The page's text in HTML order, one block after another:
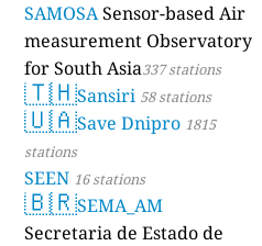
SAMOSASensor-based Air
measurement Observatory
for South Asia337 stations
🇹🇭Sansiri 58 stations
🇺🇦Save Dnipro 1815
stations
SEEN 16 stations
🇧🇷SEMA_AM
Secretaria de Estado de